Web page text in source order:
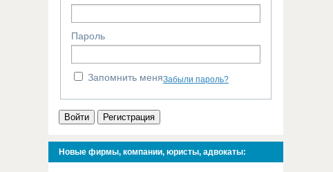
Пароль
Запомнить меняЗабыли пароль?
Войти Регистрация
Новые фирмы, компании, юристы, адвокаты: